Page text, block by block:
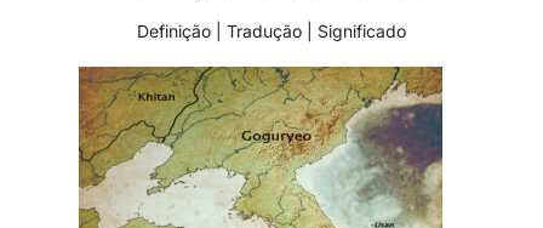
Definição | Tradução | Significado